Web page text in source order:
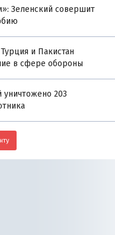
Зеленский совершит
и Пакистан
в сфере обороны
уничтожено 203